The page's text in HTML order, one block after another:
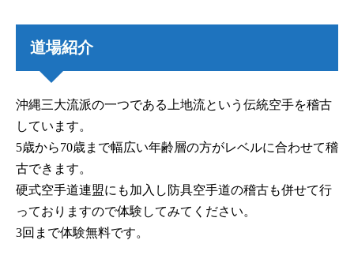
道場紹介
沖縄三大流派の一つである上地流という伝統空手を稽古
しています。
5歳から70歳まで幅広い年齢層の方がレベルに合わせて稽
古できます。
硬式空手道連盟にも加入し防具空手道の稽古も併せて行
っておりますので体験してみてください。
3回まで体験無料です。